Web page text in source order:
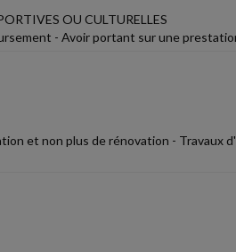
OU CULTURELLES
- Avoir portant sur une
et non plus de rénovation - Travaux